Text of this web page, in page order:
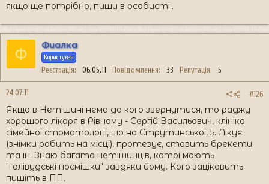
якщо ще потрібно, пиши в особисті..
Ф Фиалка
Користувач
Реєстрація 06.05.11 Повідомлення 33 Репутація 5
24.07.11 #126
Якщо в Нетішині нема до кого звернутися, то раджу
хорошого лікаря в Рівному - Сергій Васильович, клініка
сімейної стоматології, що на Струтинської, 5. Лікує
(знімки робить на місці), протезує, ставить брекети
та ін. Знаю багато нетішинців, котрі мають
"голівудські посмішки" завдяки йому. Кого зацікавить
пишіть в ПП.